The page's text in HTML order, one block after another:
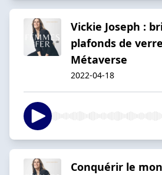
Vickie Joseph :
plafonds de
Métaverse
2022-04-18
Conquérir le